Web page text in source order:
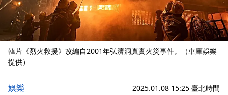
韓片《烈火救援》改編自2001年弘濟洞真實火災事件。（車庫娛樂
提供）
娛樂 2025.01.08 15:25 臺北時間